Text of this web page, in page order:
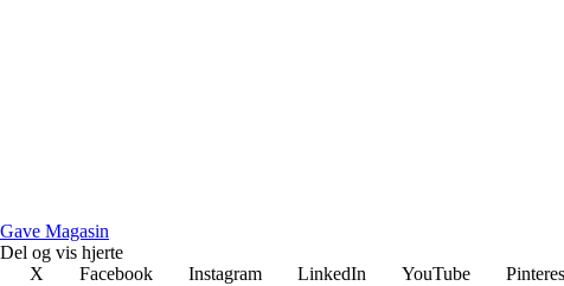
Gave Magasin
Del og vis hjerte
X
Facebook Instagram LinkedIn YouTube